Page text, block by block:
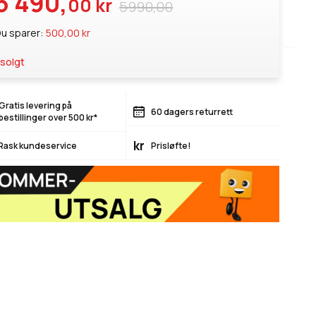
5990,00
00 kr
sparer: 500,00 kr
levering på
over 500 kr*
60 dagers returrett
kundeservice kr Prisløfte!